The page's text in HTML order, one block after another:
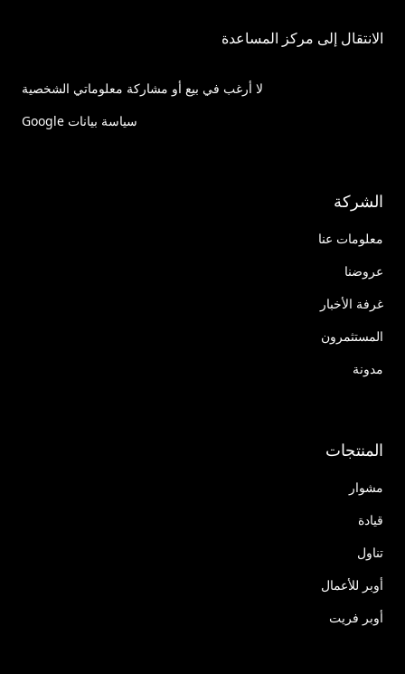
الانتقال إلى مركز المساعدة
لا أرغب في بيع أو مشاركة معلوماتي الشخصية
سياسة بيانات Google
الشركة
معلومات عنا
عروضنا
غرفة الأخبار
المستثمرون
مدونة
المنتجات
مشوار
قيادة
تناول
أوبر للأعمال
أوبر فريت